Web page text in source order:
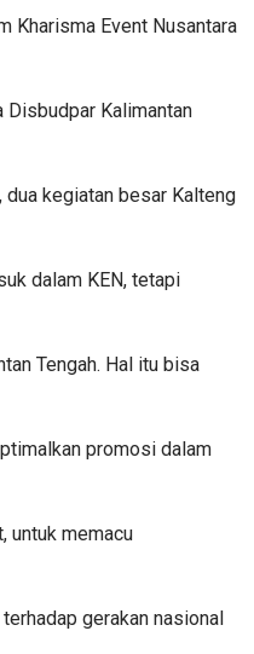
Kharisma Event Nusantara
Disbudpar Kalimantan
kegiatan besar Kalteng
dalam KEN, tetapi
Tengah. Hal itu bisa
promosi dalam
untuk memacu
gerakan nasional